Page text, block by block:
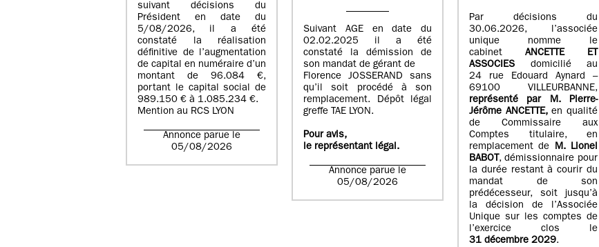
suivant décisions du
Président en date du
5/08/2026, il a été
constaté la réalisation
définitive de l’augmentation
de capital en numéraire d’un
montant de 96.084 €,
portant le capital social de
989.150 € à 1.085.234 €.
Mention au RCS LYON
Annonce parue le
05/08/2026
Suivant AGE en date du
02.02.2025 il a été
constaté la démission de
son mandat de gérant de
Florence JOSSERAND sans
qu’il soit procédé à son
remplacement. Dépôt légal
greffe TAE LYON.
Pour avis,
le représentant légal.
Annonce parue le
05/08/2026
Par décisions du
30.06.2026, l’associée
unique nomme le
cabinet ANCETTE ET
ASSOCIES
domicilié au
24 rue Edouard Aynard –
69100 VILLEURBANNE,
représenté par M.Pierre-
Jérôme ANCETTE, en qualité
de Commissaire aux
Comptes titulaire, en
remplacement de M.Lionel
BABOT, démissionnaire pour
la durée restant à courir du
mandat de son
prédécesseur, soit jusqu’à
la décision de l’Associée
Unique sur les comptes de
l’exercice clos le
31 décembre 2029.